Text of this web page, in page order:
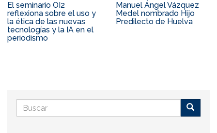
El seminario OI2
reflexiona sobre el uso y
la ética de las nuevas
tecnologías y la IA en el
periodismo
Manuel Ángel Vázquez
Medel nombrado Hijo
Predilecto de Huelva
Formulario
de